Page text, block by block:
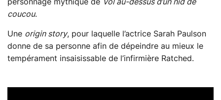
personnage mythique de Vol au-dessus d’un nid de
coucou.
Une origin story, pour laquelle l’actrice Sarah Paulson
donne de sa personne afin de dépeindre au mieux le
tempérament insaisissable de l’infirmière Ratched.